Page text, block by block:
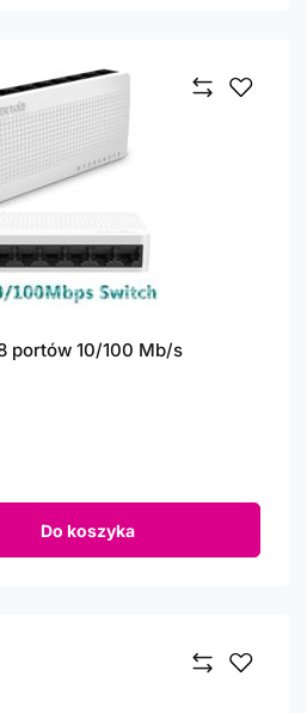
portów 10/100 Mb/s
Do koszyka